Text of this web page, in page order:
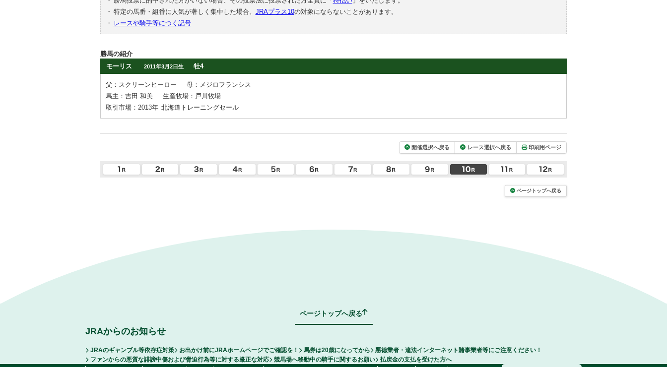
・ 特定の馬番・組番に人気が著しく集中した場合、 JRAプラス10の対象にならないことがあります。
・
レースや騎手等につく記号
勝馬の紹介
モーリス
2011年3月2日生 牡4
父：スクリーンヒーロー
母：メジロフランシス
馬主：吉田 和美
生産牧場：戸川牧場
取引市場：2013年 北海道トレーニングセール
開催選択へ戻る レース選択へ戻る 印刷用ページ
ページトップへ戻る
ページトップへ戻る
JRAからのお知らせ
JRAのギャンブル等依存症対策 お出かけ前にJRAホームページでご確認を！ 馬券は20歳になってから
悪徳業者・違法インターネット賭事業者等にご注意ください！
ファンからの悪質な誹謗中傷および脅迫行為等に対する厳正な対応
競馬場へ移動中の騎手に関するお願い 払戻金の支払を受けた方へ